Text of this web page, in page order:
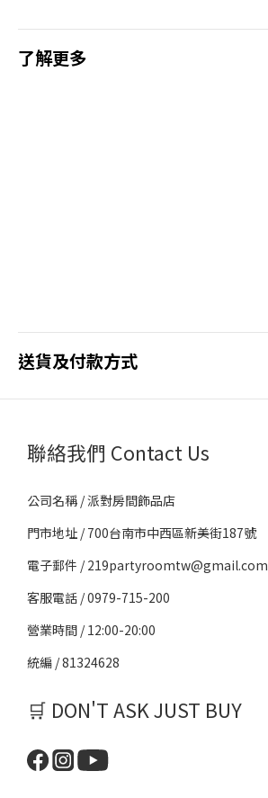
了解更多
送貨及付款方式
聯絡我們 Contact Us
公司名稱 / 派對房間飾品店
門市地址 / 700台南市中西區新美街187號
電子郵件 / 219partyroomtw@gmail.com
客服電話 / 0979-715-200
營業時間 / 12:00-20:00
統編 / 81324628
🛒 DON'T ASK JUST BUY